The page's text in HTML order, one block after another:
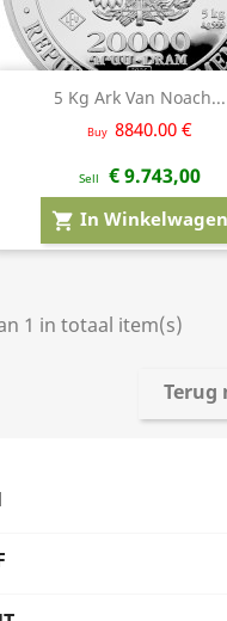
5 Kg Ark Van Noach...
Buy 8840.00 €
Sell € 9.743,00
shopping_cart In Winkelwagen
1 in totaal item(s)
Terug